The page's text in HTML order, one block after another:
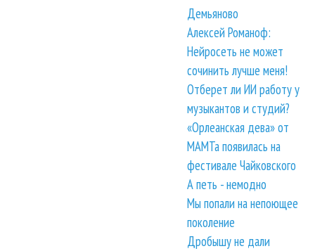
Демьяново
Алексей Романоф:
Нейросеть не может
сочинить лучше меня!
Отберет ли ИИ работу у
музыкантов и студий?
«Орлеанская дева» от
МАМТа появилась на
фестивале Чайковского
А петь - немодно
Мы попали на непоющее
поколение
Дробышу не дали